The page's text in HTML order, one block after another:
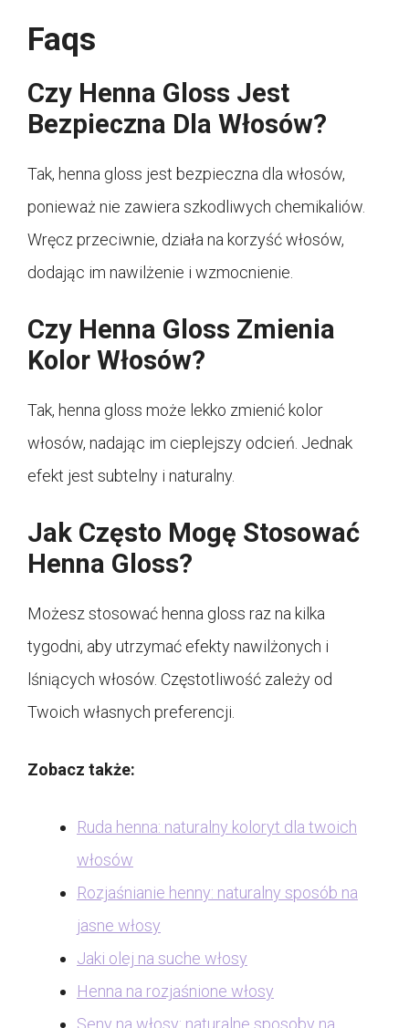
Faqs
Czy Henna Gloss Jest
Bezpieczna Dla Włosów?
Tak, henna gloss jest bezpieczna dla włosów,
ponieważ nie zawiera szkodliwych chemikaliów.
Wręcz przeciwnie, działa na korzyść włosów,
dodając im nawilżenie i wzmocnienie.
Czy Henna Gloss Zmienia
Kolor Włosów?
Tak, henna gloss może lekko zmienić kolor
włosów, nadając im cieplejszy odcień. Jednak
efekt jest subtelny i naturalny.
Jak Często Mogę Stosować
Henna Gloss?
Możesz stosować henna gloss raz na kilka
tygodni, aby utrzymać efekty nawilżonych i
lśniących włosów. Częstotliwość zależy od
Twoich własnych preferencji.
Zobacz także:
Ruda henna: naturalny koloryt dla twoich
włosów
Rozjaśnianie henny: naturalny sposób na
jasne włosy
Jaki olej na suche włosy
Henna na rozjaśnione włosy
Seny na włosy: naturalne sposoby na